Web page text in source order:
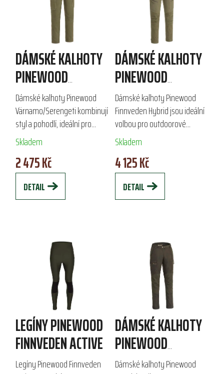
DÁMSKÉ KALHOTY
PINEWOOD
VÄRNAMO/SERENGETI
Dámské kalhoty Pinewood
Värnamo/Serengeti kombinují
styl a pohodlí, ideální pro
turistiku, outdoorové aktivity
nebo volný čas ve městě.
Vyrobeny z kvalitní bavlny s
příměsí...
Skladem
2 475 Kč
DETAIL
DÁMSKÉ KALHOTY
PINEWOOD
FINNVEDEN HYBRID
Dámské kalhoty Pinewood
Finnveden Hybrid jsou ideální
volbou pro outdoorové
aktivity a lov. Vyrobené z
kvalitního strečového
materiálu, nabízejí pohodlí a
volnost pohybu. S...
Skladem
4 125 Kč
DETAIL
LEGÍNY PINEWOOD
FINNVEDEN ACTIVE
Legíny Pinewood Finnveden
DÁMSKÉ KALHOTY
PINEWOOD
FURUDAL CARIBOU
Dámské kalhoty Pinewood